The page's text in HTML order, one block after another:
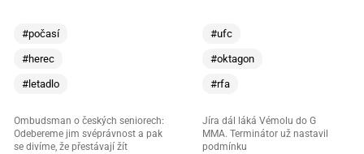
#počasí
#herec
#letadlo
Ombudsman o českých seniorech:
Odebereme jim svéprávnost a pak
se divíme, že přestávají žít
#ufc
#oktagon
#rfa
Jíra dál láká Vémolu do G
MMA. Terminátor už nastavil
podmínku